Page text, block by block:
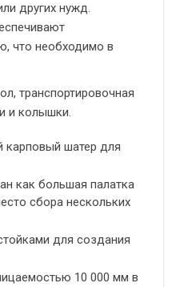
других нужд.
что необходимо в
транспортировочная
и колышки.
шатер для
как большая палатка
сбора нескольких
для создания
10 000 мм в